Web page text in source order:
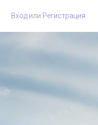
Вход или Регистрация